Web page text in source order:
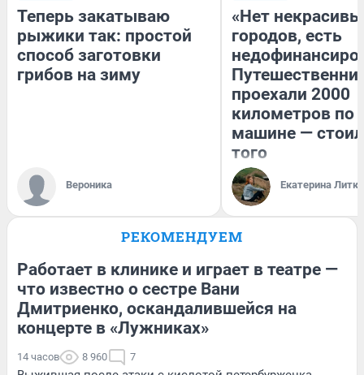
Теперь закатываю
рыжики так: простой
способ заготовки
грибов на зиму
Вероника
«Нет
городов, есть
проехали 2000
километров по
машине —
того
Екатерина
РЕКОМЕНДУЕМ
Работает в клинике и играет в театре —
что известно о сестре Вани
Дмитриенко, оскандалившейся на
концерте в «Лужниках»
14 часов 8 960 7